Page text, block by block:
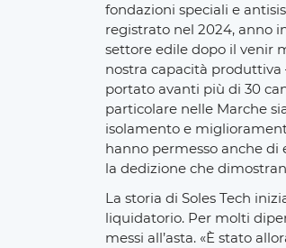
fondazioni speciali e
registrato nel 2024, anno
settore edile dopo il venir
nostra capacità produttiva
portato avanti più di 30
particolare nelle Marche
isolamento e
hanno permesso anche di
la dedizione che
La storia di Soles Tech
liquidatorio. Per molti
messi all’asta. «È stato